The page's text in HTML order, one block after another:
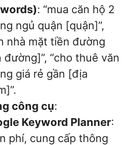
: “mua căn hộ 2
ngủ quận [quận]”,
nhà mặt tiền đường
đường]”, “cho thuê văn
giá rẻ gần [địa
công cụ:
Keyword Planner:
phí, cung cấp thông